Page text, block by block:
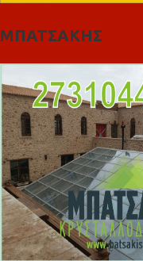
ΜΠΑΤΣΑΚΗΣ